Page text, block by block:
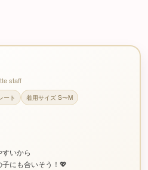
staff
ート 着用サイズ S〜M
いから
にも合いそう！💖